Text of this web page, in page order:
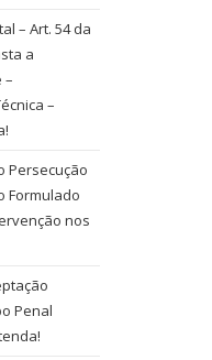
– Art. 54 da
a
–
–
Persecução
Formulado
nos
Penal